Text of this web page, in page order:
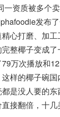
一资质被多个
发布
心打磨、加
整椰子变成
万次播放和
样的椰子碗国
是没人要的
接翻倍，十几